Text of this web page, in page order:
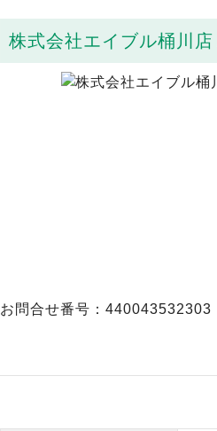
株式会社エイブル桶川店
お問合せ番号：440043532303